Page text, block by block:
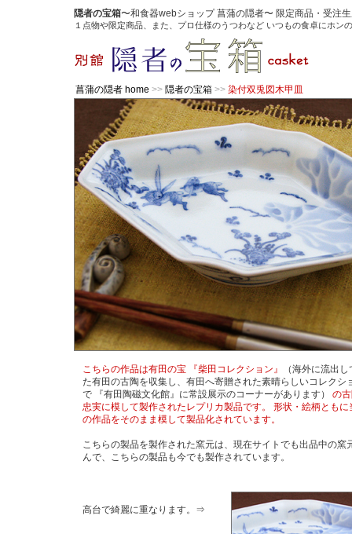
隠者の宝箱〜和食器webショップ 菖蒲の隠者〜 限定商品・受注
１点物や限定商品、また、プロ仕様のうつわなど いつもの食卓にホン
菖蒲の隠者 home >> 隠者の宝箱 >> 染付双兎図木甲皿
こちらの作品は有田の宝 『柴田コレクション』
（海外に流出し
た有田の古陶を収集し、有田へ寄贈された素晴らしいコレクシ
で 『有田陶磁文化館』に常設展示のコーナーがあります） の
忠実に模して製作されたレプリカ製品です。 形状・絵柄ともに
の作品をそのまま模して製品化されています。
こちらの製品を製作された窯元は、現在サイトでも出品中の窯
んで、こちらの製品も今でも製作されています。
高台で綺麗に重なります。⇒